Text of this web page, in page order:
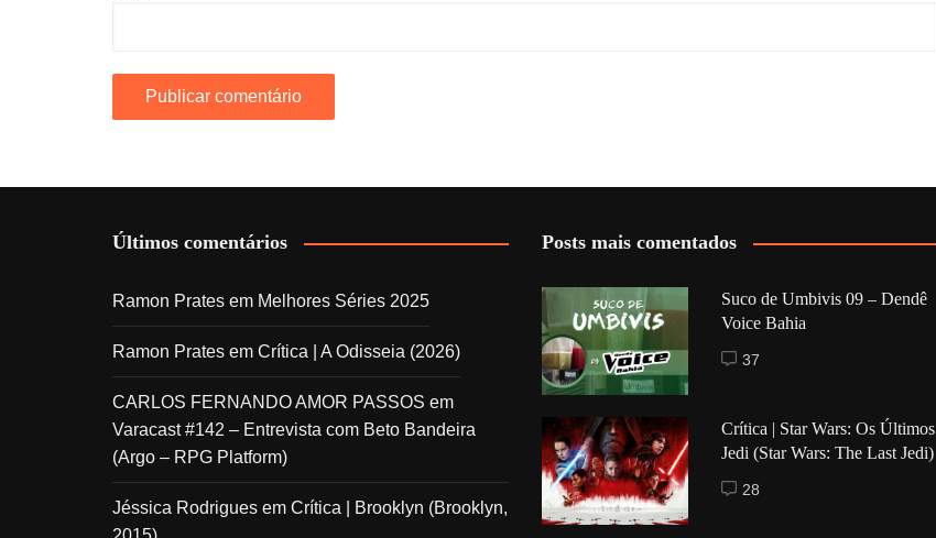
Últimos comentários
Ramon Prates em Melhores Séries 2025
Ramon Prates em Crítica | A Odisseia (2026)
CARLOS FERNANDO AMOR PASSOS em
Varacast #142 – Entrevista com Beto Bandeira
(Argo – RPG Platform)
Jéssica Rodrigues em Crítica | Brooklyn (Brooklyn,
Posts mais comentados
Suco de Umbivis 09 – Dendê
Voice Bahia
37
Crítica | Star Wars: Os Últimos
Jedi (Star Wars: The Last Jedi)
28